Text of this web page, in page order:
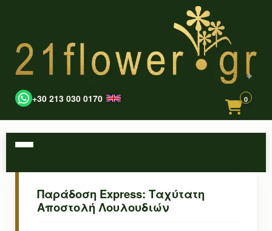
+30 213 030 0170 0
Παράδοση Express: Ταχύτατη
Αποστολή Λουλουδιών